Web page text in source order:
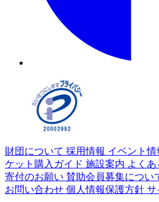
財団について 採用情報 イベント情
ケット購入ガイド 施設案内 よくあ
寄付のお願い 賛助会員募集につい
お問い合わせ 個人情報保護方針 サ